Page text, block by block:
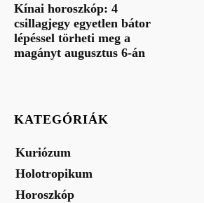
Kínai horoszkóp: 4
csillagjegy egyetlen bátor
lépéssel törheti meg a
magányt augusztus 6-án
KATEGÓRIÁK
Kuriózum
Holotropikum
Horoszkóp